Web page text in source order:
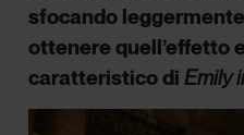
sfocando
ottenere quell’effetto
caratteristico diEmily